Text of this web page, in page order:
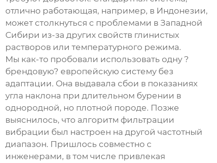
отлично работающая, например, в Индонезии,
может столкнуться с проблемами в Западной
Сибири из-за других свойств глинистых
растворов или температурного режима.
Мы как-то пробовали использовать одну ?
брендовую? европейскую систему без
адаптации. Она выдавала сбои в показаниях
угла наклона при длительном бурении в
однородной, но плотной породе. Позже
выяснилось, что алгоритм фильтрации
вибрации был настроен на другой частотный
диапазон. Пришлось совместно с
инженерами, в том числе привлекая